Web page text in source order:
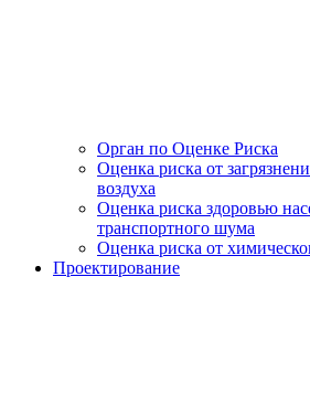
Орган по Оценке Риска
Оценка риска от
воздуха
Оценка риска здоровью
транспортного шума
Оценка риска от
Проектирование